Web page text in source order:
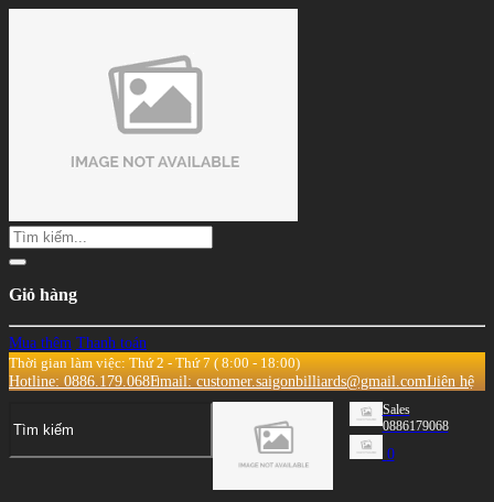
Giỏ hàng
Mua thêm Thanh toán
Thời gian làm việc: Thứ 2 - Thứ 7 ( 8:00 - 18:00)
Hotline: 0886.179.068Email: customer.saigonbilliards@gmail.comLiên hệ
Sales
0886179068
0